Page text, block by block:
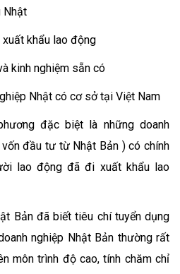
Nhật
khẩu lao động
kinh nghiệm sẵn có
Nhật có cơ sở tại Việt Nam
đặc biệt là những doanh
đầu tư từ Nhật Bản ) có chính
lao động đã đi xuất khẩu lao
Bản đã biết tiêu chí tuyển dụng
nghiệp Nhật Bản thường rất
môn trình độ cao, tính chăm chỉ